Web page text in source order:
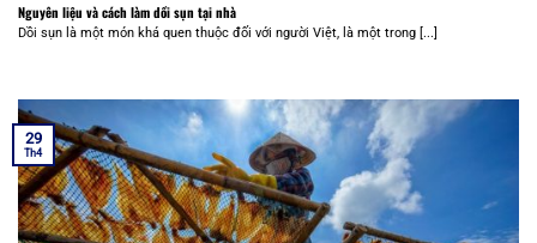
Nguyên liệu và cách làm dồi sụn tại nhà
Dồi sụn là một món khá quen thuộc đối với người Việt, là một trong [...]
29
Th4